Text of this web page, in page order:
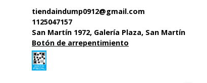
tiendaindump0912@gmail.com
1125047157
San Martín 1972, Galería Plaza, San Martín
Botón de arrepentimiento